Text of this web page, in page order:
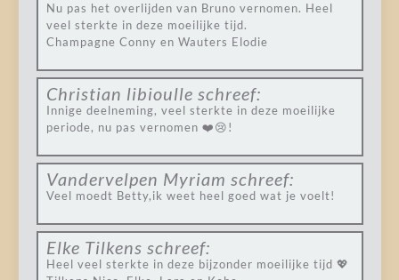
Nu pas het overlijden van Bruno vernomen. Heel
veel sterkte in deze moeilijke tijd.
Champagne Conny en Wauters Elodie
Christian libioulle schreef:
Innige deelneming, veel sterkte in deze moeilijke
periode, nu pas vernomen ❤️😢!
Vandervelpen Myriam schreef:
Veel moedt Betty,ik weet heel goed wat je voelt!
Elke Tilkens schreef:
Heel veel sterkte in deze bijzonder moeilijke tijd 💖